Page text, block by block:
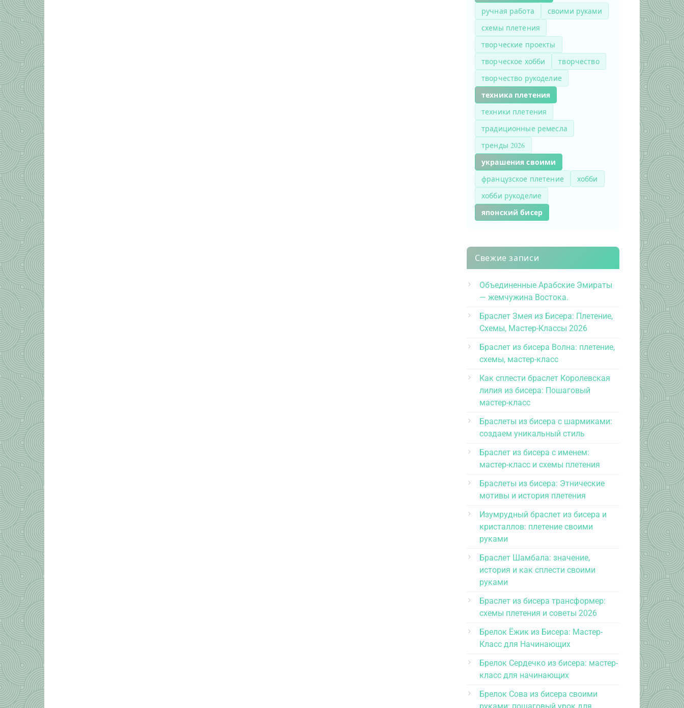
ручная работа
своими руками
схемы плетения
творческие проекты
творческое хобби
творчество
творчество рукоделие
техника плетения
техники плетения
традиционные ремесла
тренды 2026
украшения своими
французское плетение
хобби
хобби рукоделие
японский бисер
Свежие записи
Объединенные Арабские Эмираты
— жемчужина Востока.
Браслет Змея из Бисера: Плетение,
Схемы, Мастер-Классы 2026
Браслет из бисера Волна: плетение,
схемы, мастер-класс
Как сплести браслет Королевская
лилия из бисера: Пошаговый
мастер-класс
Браслеты из бисера с шармиками:
создаем уникальный стиль
Браслет из бисера с именем:
мастер-класс и схемы плетения
Браслеты из бисера: Этнические
мотивы и история плетения
Изумрудный браслет из бисера и
кристаллов: плетение своими
руками
Браслет Шамбала: значение,
история и как сплести своими
руками
Браслет из бисера трансформер:
схемы плетения и советы 2026
Брелок Ёжик из Бисера: Мастер-
Класс для Начинающих
Брелок Сердечко из бисера: мастер-
класс для начинающих
Брелок Сова из бисера своими